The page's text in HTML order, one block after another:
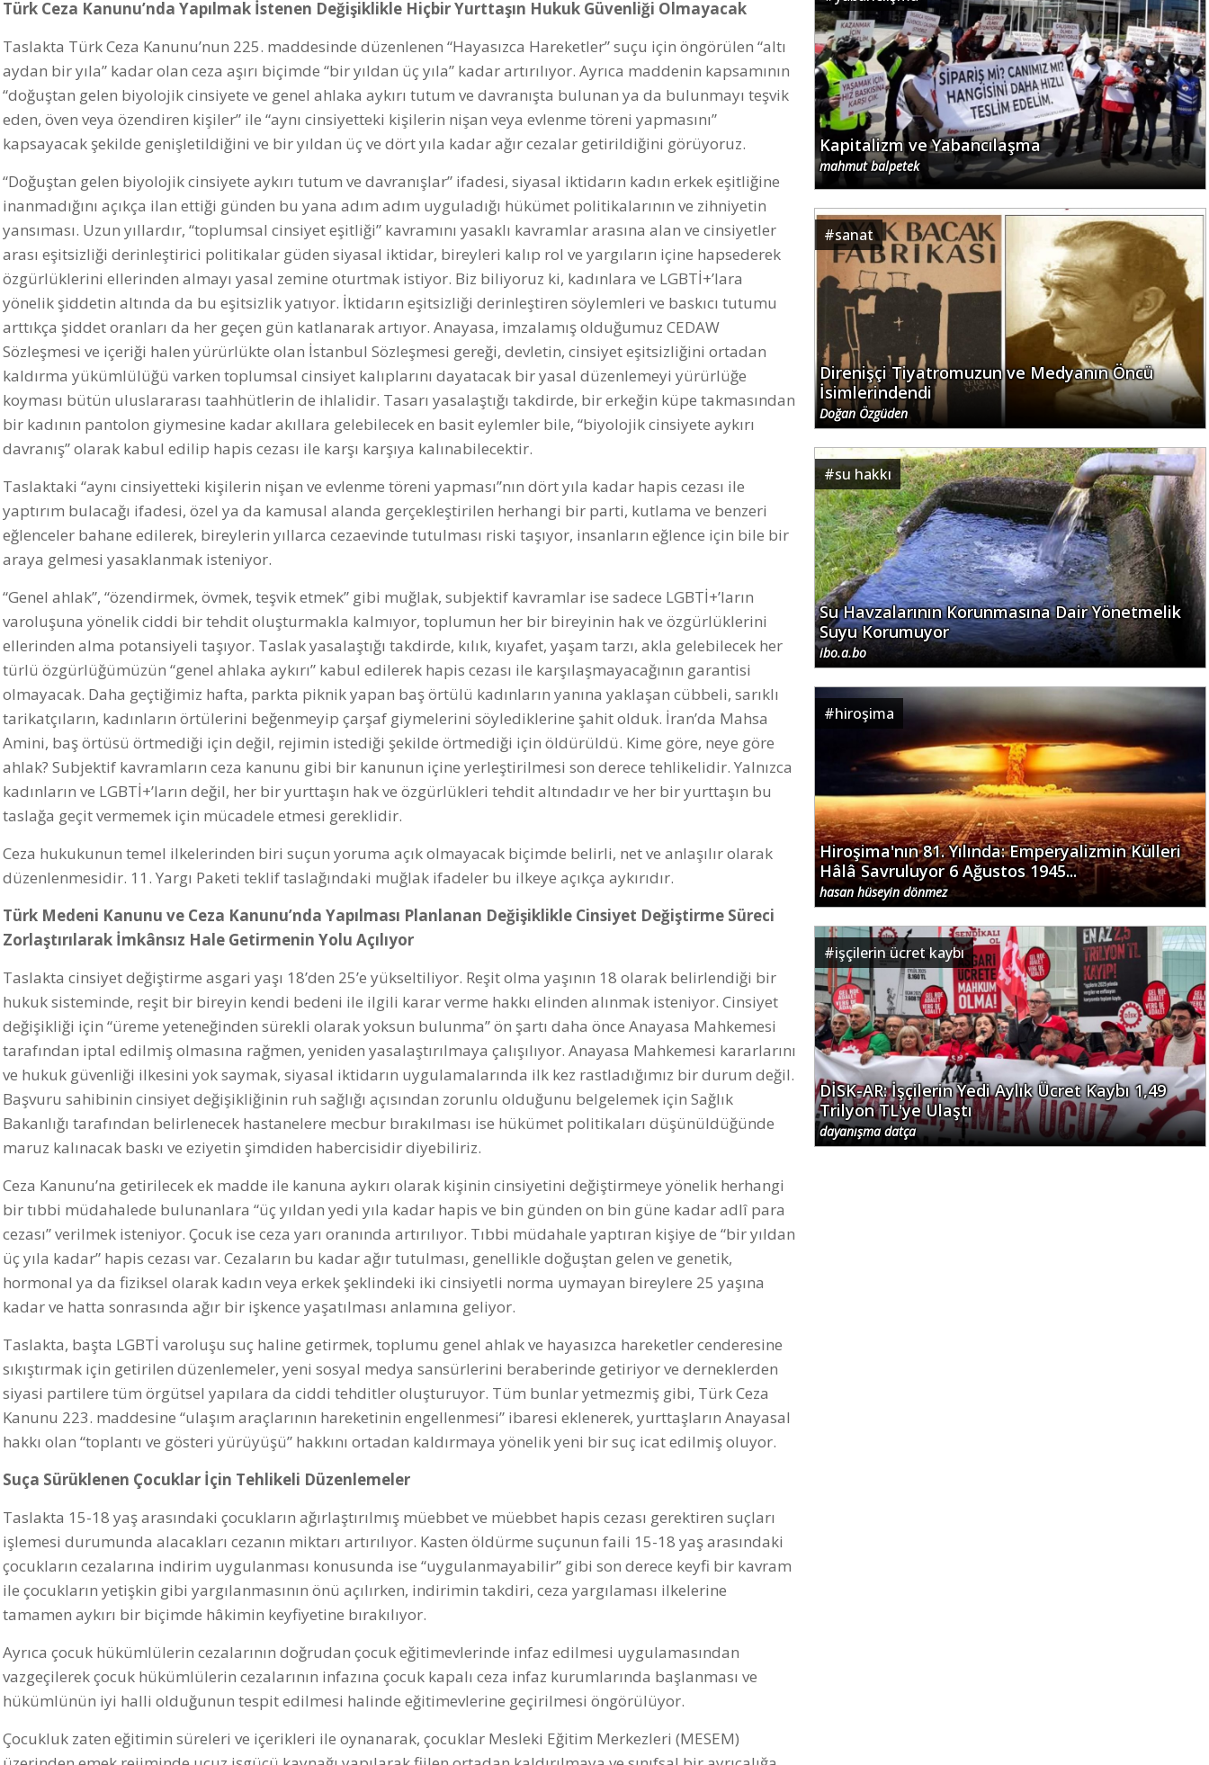
Türk Ceza Kanunu’nda Yapılmak İstenen Değişiklikle Hiçbir Yurttaşın Hukuk Güvenliği Olmayacak
Taslakta Türk Ceza Kanunu’nun 225. maddesinde düzenlenen “Hayasızca Hareketler” suçu için öngörülen “altı
aydan bir yıla” kadar olan ceza aşırı biçimde “bir yıldan üç yıla” kadar artırılıyor. Ayrıca maddenin kapsamının
“doğuştan gelen biyolojik cinsiyete ve genel ahlaka aykırı tutum ve davranışta bulunan ya da bulunmayı teşvik
eden, öven veya özendiren kişiler” ile “aynı cinsiyetteki kişilerin nişan veya evlenme töreni yapmasını”
kapsayacak şekilde genişletildiğini ve bir yıldan üç ve dört yıla kadar ağır cezalar getirildiğini görüyoruz.
“Doğuştan gelen biyolojik cinsiyete aykırı tutum ve davranışlar” ifadesi, siyasal iktidarın kadın erkek eşitliğine
inanmadığını açıkça ilan ettiği günden bu yana adım adım uyguladığı hükümet politikalarının ve zihniyetin
yansıması. Uzun yıllardır, “toplumsal cinsiyet eşitliği” kavramını yasaklı kavramlar arasına alan ve cinsiyetler
arası eşitsizliği derinleştirici politikalar güden siyasal iktidar, bireyleri kalıp rol ve yargıların içine hapsederek
özgürlüklerini ellerinden almayı yasal zemine oturtmak istiyor. Biz biliyoruz ki, kadınlara ve LGBTİ+’lara
yönelik şiddetin altında da bu eşitsizlik yatıyor. İktidarın eşitsizliği derinleştiren söylemleri ve baskıcı tutumu
arttıkça şiddet oranları da her geçen gün katlanarak artıyor. Anayasa, imzalamış olduğumuz CEDAW
Sözleşmesi ve içeriği halen yürürlükte olan İstanbul Sözleşmesi gereği, devletin, cinsiyet eşitsizliğini ortadan
kaldırma yükümlülüğü varken toplumsal cinsiyet kalıplarını dayatacak bir yasal düzenlemeyi yürürlüğe
koyması bütün uluslararası taahhütlerin de ihlalidir. Tasarı yasalaştığı takdirde, bir erkeğin küpe takmasından
bir kadının pantolon giymesine kadar akıllara gelebilecek en basit eylemler bile, “biyolojik cinsiyete aykırı
davranış” olarak kabul edilip hapis cezası ile karşı karşıya kalınabilecektir.
Taslaktaki “aynı cinsiyetteki kişilerin nişan ve evlenme töreni yapması”nın dört yıla kadar hapis cezası ile
yaptırım bulacağı ifadesi, özel ya da kamusal alanda gerçekleştirilen herhangi bir parti, kutlama ve benzeri
eğlenceler bahane edilerek, bireylerin yıllarca cezaevinde tutulması riski taşıyor, insanların eğlence için bile bir
araya gelmesi yasaklanmak isteniyor.
“Genel ahlak”, “özendirmek, övmek, teşvik etmek” gibi muğlak, subjektif kavramlar ise sadece LGBTİ+’ların
varoluşuna yönelik ciddi bir tehdit oluşturmakla kalmıyor, toplumun her bir bireyinin hak ve özgürlüklerini
ellerinden alma potansiyeli taşıyor. Taslak yasalaştığı takdirde, kılık, kıyafet, yaşam tarzı, akla gelebilecek her
türlü özgürlüğümüzün “genel ahlaka aykırı” kabul edilerek hapis cezası ile karşılaşmayacağının garantisi
olmayacak. Daha geçtiğimiz hafta, parkta piknik yapan baş örtülü kadınların yanına yaklaşan cübbeli, sarıklı
tarikatçıların, kadınların örtülerini beğenmeyip çarşaf giymelerini söylediklerine şahit olduk. İran’da Mahsa
Amini, baş örtüsü örtmediği için değil, rejimin istediği şekilde örtmediği için öldürüldü. Kime göre, neye göre
ahlak? Subjektif kavramların ceza kanunu gibi bir kanunun içine yerleştirilmesi son derece tehlikelidir. Yalnızca
kadınların ve LGBTİ+’ların değil, her bir yurttaşın hak ve özgürlükleri tehdit altındadır ve her bir yurttaşın bu
taslağa geçit vermemek için mücadele etmesi gereklidir.
Ceza hukukunun temel ilkelerinden biri suçun yoruma açık olmayacak biçimde belirli, net ve anlaşılır olarak
düzenlenmesidir. 11. Yargı Paketi teklif taslağındaki muğlak ifadeler bu ilkeye açıkça aykırıdır.
Türk Medeni Kanunu ve Ceza Kanunu’nda Yapılması Planlanan Değişiklikle Cinsiyet Değiştirme Süreci
Zorlaştırılarak İmkânsız Hale Getirmenin Yolu Açılıyor
Taslakta cinsiyet değiştirme asgari yaşı 18’den 25’e yükseltiliyor. Reşit olma yaşının 18 olarak belirlendiği bir
hukuk sisteminde, reşit bir bireyin kendi bedeni ile ilgili karar verme hakkı elinden alınmak isteniyor. Cinsiyet
değişikliği için “üreme yeteneğinden sürekli olarak yoksun bulunma” ön şartı daha önce Anayasa Mahkemesi
tarafından iptal edilmiş olmasına rağmen, yeniden yasalaştırılmaya çalışılıyor. Anayasa Mahkemesi kararlarını
ve hukuk güvenliği ilkesini yok saymak, siyasal iktidarın uygulamalarında ilk kez rastladığımız bir durum değil.
Başvuru sahibinin cinsiyet değişikliğinin ruh sağlığı açısından zorunlu olduğunu belgelemek için Sağlık
Bakanlığı tarafından belirlenecek hastanelere mecbur bırakılması ise hükümet politikaları düşünüldüğünde
maruz kalınacak baskı ve eziyetin şimdiden habercisidir diyebiliriz.
Ceza Kanunu’na getirilecek ek madde ile kanuna aykırı olarak kişinin cinsiyetini değiştirmeye yönelik herhangi
bir tıbbi müdahalede bulunanlara “üç yıldan yedi yıla kadar hapis ve bin günden on bin güne kadar adlî para
cezası” verilmek isteniyor. Çocuk ise ceza yarı oranında artırılıyor. Tıbbi müdahale yaptıran kişiye de “bir yıldan
üç yıla kadar” hapis cezası var. Cezaların bu kadar ağır tutulması, genellikle doğuştan gelen ve genetik,
hormonal ya da fiziksel olarak kadın veya erkek şeklindeki iki cinsiyetli norma uymayan bireylere 25 yaşına
kadar ve hatta sonrasında ağır bir işkence yaşatılması anlamına geliyor.
Taslakta, başta LGBTİ varoluşu suç haline getirmek, toplumu genel ahlak ve hayasızca hareketler cenderesine
sıkıştırmak için getirilen düzenlemeler, yeni sosyal medya sansürlerini beraberinde getiriyor ve derneklerden
siyasi partilere tüm örgütsel yapılara da ciddi tehditler oluşturuyor. Tüm bunlar yetmezmiş gibi, Türk Ceza
Kanunu 223. maddesine “ulaşım araçlarının hareketinin engellenmesi” ibaresi eklenerek, yurttaşların Anayasal
hakkı olan “toplantı ve gösteri yürüyüşü” hakkını ortadan kaldırmaya yönelik yeni bir suç icat edilmiş oluyor.
Suça Sürüklenen Çocuklar İçin Tehlikeli Düzenlemeler
Taslakta 15-18 yaş arasındaki çocukların ağırlaştırılmış müebbet ve müebbet hapis cezası gerektiren suçları
işlemesi durumunda alacakları cezanın miktarı artırılıyor. Kasten öldürme suçunun faili 15-18 yaş arasındaki
çocukların cezalarına indirim uygulanması konusunda ise “uygulanmayabilir” gibi son derece keyfi bir kavram
ile çocukların yetişkin gibi yargılanmasının önü açılırken, indirimin takdiri, ceza yargılaması ilkelerine
tamamen aykırı bir biçimde hâkimin keyfiyetine bırakılıyor.
Ayrıca çocuk hükümlülerin cezalarının doğrudan çocuk eğitimevlerinde infaz edilmesi uygulamasından
vazgeçilerek çocuk hükümlülerin cezalarının infazına çocuk kapalı ceza infaz kurumlarında başlanması ve
hükümlünün iyi halli olduğunun tespit edilmesi halinde eğitimevlerine geçirilmesi öngörülüyor.
Çocukluk zaten eğitimin süreleri ve içerikleri ile oynanarak, çocuklar Mesleki Eğitim Merkezleri (MESEM)
Kapitalizm ve Yabancılaşma
mahmut balpetek
#sanat
Direnişçi Tiyatromuzun ve Medyanın Öncü
İsimlerindendi
Doğan Özgüden
#su hakkı
Su Havzalarının Korunmasına Dair Yönetmelik
Suyu Korumuyor
ibo.a.bo
#hiroşima
Hiroşima'nın 81. Yılında: Emperyalizmin Külleri
Hâlâ Savruluyor 6 Ağustos 1945...
hasan hüseyin dönmez
#işçilerin ücret kaybı
DİSK-AR: İşçilerin Yedi Aylık Ücret Kaybı 1,49
Trilyon TL'ye Ulaştı
dayanışma datça